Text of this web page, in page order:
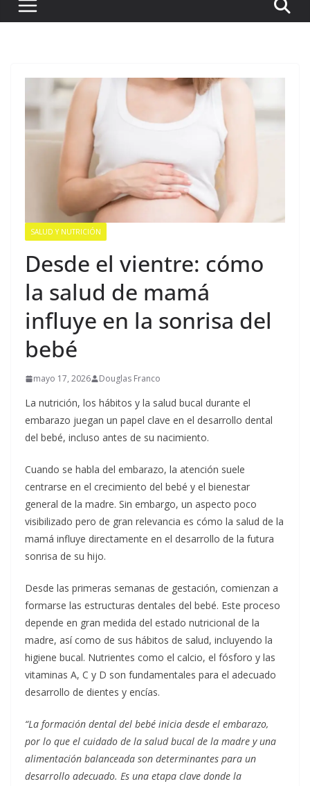
SALUD Y NUTRICIÓN
Desde el vientre: cómo
la salud de mamá
influye en la sonrisa del
bebé
mayo 17, 2026 Douglas Franco
La nutrición, los hábitos y la salud bucal durante el
embarazo juegan un papel clave en el desarrollo dental
del bebé, incluso antes de su nacimiento.
Cuando se habla del embarazo, la atención suele
centrarse en el crecimiento del bebé y el bienestar
general de la madre. Sin embargo, un aspecto poco
visibilizado pero de gran relevancia es cómo la salud de la
mamá influye directamente en el desarrollo de la futura
sonrisa de su hijo.
Desde las primeras semanas de gestación, comienzan a
formarse las estructuras dentales del bebé. Este proceso
depende en gran medida del estado nutricional de la
madre, así como de sus hábitos de salud, incluyendo la
higiene bucal. Nutrientes como el calcio, el fósforo y las
vitaminas A, C y D son fundamentales para el adecuado
desarrollo de dientes y encías.
“La formación dental del bebé inicia desde el embarazo,
por lo que el cuidado de la salud bucal de la madre y una
alimentación balanceada son determinantes para un
desarrollo adecuado. Es una etapa clave donde la